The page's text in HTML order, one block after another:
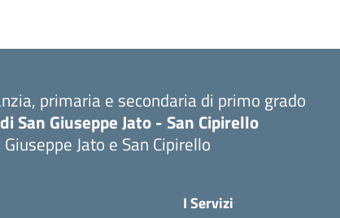
primaria e secondaria di primo grado
San Giuseppe Jato - San Cipirello
Giuseppe Jato e San Cipirello
I Servizi